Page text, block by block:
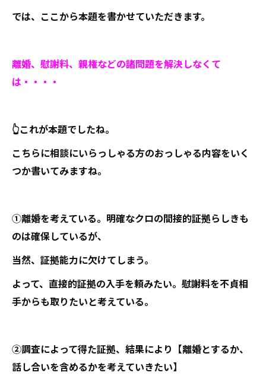
では、ここから本題を書かせていただきます。
離婚、慰謝料、親権などの諸問題を解決しなくて
は・・・・
👆これが本題でしたね。
こちらに相談にいらっしゃる方のおっしゃる内容をいく
つか書いてみますね。
①離婚を考えている。明確なクロの間接的証拠らしきも
のは確保しているが、
当然、証拠能力に欠けてしまう。
よって、直接的証拠の入手を頼みたい。慰謝料を不貞相
手からも取りたいと考えている。
②調査によって得た証拠、結果により【離婚とするか、
話し合いを含めるかを考えていきたい】